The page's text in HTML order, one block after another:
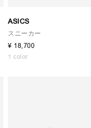
ASICS
スニーカー
¥ 18,700
1 color